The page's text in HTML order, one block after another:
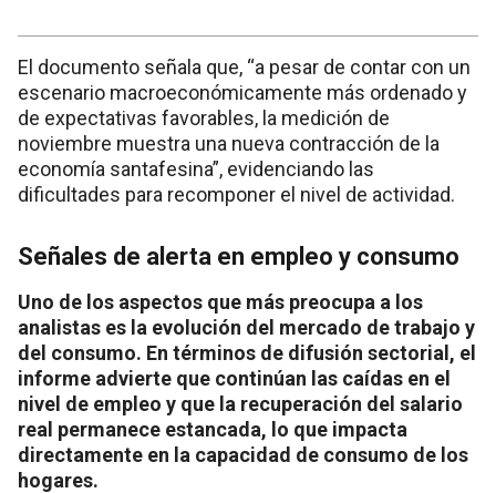
El documento señala que, “a pesar de contar con un
escenario macroeconómicamente más ordenado y
de expectativas favorables, la medición de
noviembre muestra una nueva contracción de la
economía santafesina”, evidenciando las
dificultades para recomponer el nivel de actividad.
Señales de alerta en empleo y consumo
Uno de los aspectos que más preocupa a los
analistas es la evolución del mercado de trabajo y
del consumo. En términos de difusión sectorial, el
informe advierte que continúan las caídas en el
nivel de empleo y que la recuperación del salario
real permanece estancada, lo que impacta
directamente en la capacidad de consumo de los
hogares.